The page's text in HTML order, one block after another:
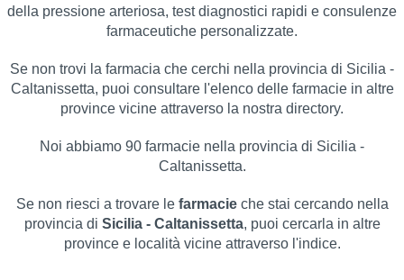
della pressione arteriosa, test diagnostici rapidi e consulenze
farmaceutiche personalizzate.
Se non trovi la farmacia che cerchi nella provincia di Sicilia -
Caltanissetta, puoi consultare l'elenco delle farmacie in altre
province vicine attraverso la nostra directory.
Noi abbiamo 90 farmacie nella provincia di Sicilia -
Caltanissetta.
Se non riesci a trovare le farmacie che stai cercando nella
provincia di Sicilia - Caltanissetta, puoi cercarla in altre
province e località vicine attraverso l'indice.